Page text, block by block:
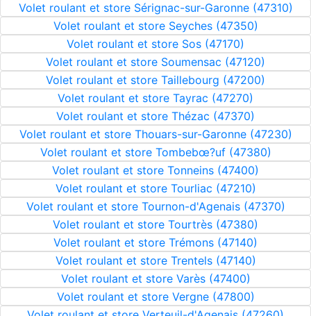
Volet roulant et store Sérignac-sur-Garonne (47310)
Volet roulant et store Seyches (47350)
Volet roulant et store Sos (47170)
Volet roulant et store Soumensac (47120)
Volet roulant et store Taillebourg (47200)
Volet roulant et store Tayrac (47270)
Volet roulant et store Thézac (47370)
Volet roulant et store Thouars-sur-Garonne (47230)
Volet roulant et store Tombebœ?uf (47380)
Volet roulant et store Tonneins (47400)
Volet roulant et store Tourliac (47210)
Volet roulant et store Tournon-d'Agenais (47370)
Volet roulant et store Tourtrès (47380)
Volet roulant et store Trémons (47140)
Volet roulant et store Trentels (47140)
Volet roulant et store Varès (47400)
Volet roulant et store Vergne (47800)